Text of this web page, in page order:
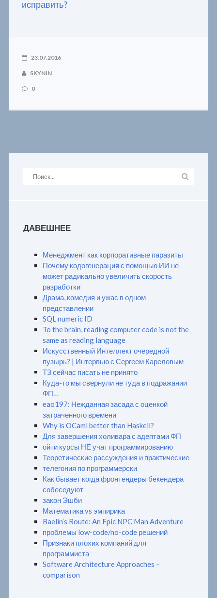
исправить?
23.07.2016
SKYNIN
0
ДАВЕШНЕЕ
Менеджмент как корпоративные паразиты
Почему кодогенерация с помощью ИИ не
может радикально увеличить скорость
разработки
Драма, комедия и ужас в одном
представлении
SQL numeric ID
To the brain, reading computer code is not the
same as reading language
Искусственный Интеллект очередной
пузырь? | Интервью с Сергеем Кареловым
ТЗ сейчас писать не принято
Куда-то мы свернули не туда в подражании
ФП…
eao197: Нежданная засада с оценкой
затраченного времени
Why is OCaml better than Haskell?
Для завершения холивара с адептами ФП
ойти курсы НЕ учат программированию
Теоретические рассуждения и практические
телегония по программерски
Как бывает когда фронтендеры бекендера
собеседуют
закон Эшби
Математика vs эмпирика
Baelin’s Route: An Epic NPC Man Adventure
проблемы low-code/no-code решений
Признаки плохих компаний для
программиста
Software Architecture Approaches –
comparison